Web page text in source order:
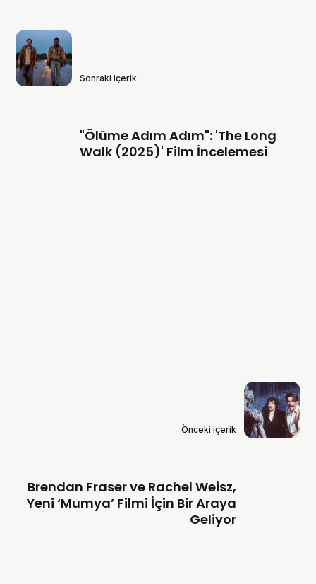
Sonraki içerik
"Ölüme Adım Adım": 'The Long
Walk (2025)' Film İncelemesi
Önceki içerik
Brendan Fraser ve Rachel Weisz,
Yeni ‘Mumya’ Filmi İçin Bir Araya
Geliyor